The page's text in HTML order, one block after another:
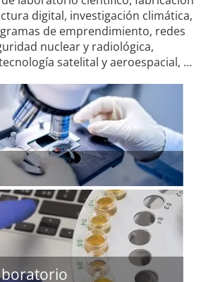
digital, investigación climática,
de emprendimiento, redes
nuclear y radiológica,
satelital y aeroespacial, …